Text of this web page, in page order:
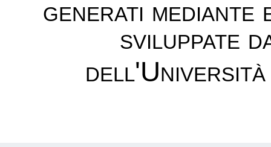
generati mediante
sviluppate